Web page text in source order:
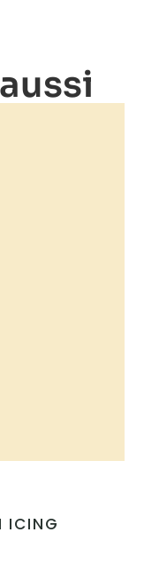
ICING